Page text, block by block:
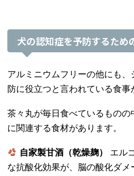
犬の認知症を予防するため
アルミニウムフリーの他にも
防に役立つと言われている食事
茶々丸が毎日食べているもの
に関連する食材があります。
自家製甘酒（乾燥麹）
エル
な抗酸化効果が、脳の酸化ダ